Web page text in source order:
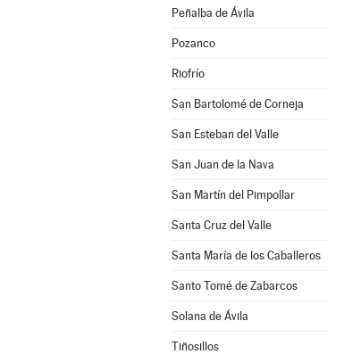
Peñalba de Ávila
Pozanco
Riofrío
San Bartolomé de Corneja
San Esteban del Valle
San Juan de la Nava
San Martín del Pimpollar
Santa Cruz del Valle
Santa María de los Caballeros
Santo Tomé de Zabarcos
Solana de Ávila
Tiñosillos